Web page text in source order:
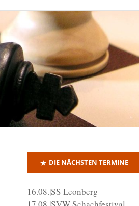
DIE NÄCHSTEN TERMINE
16.08.|SS Leonberg